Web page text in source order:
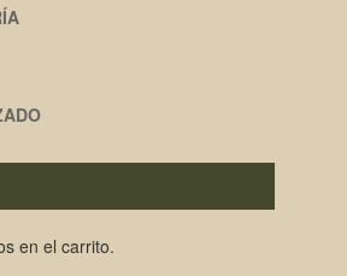
en el carrito.